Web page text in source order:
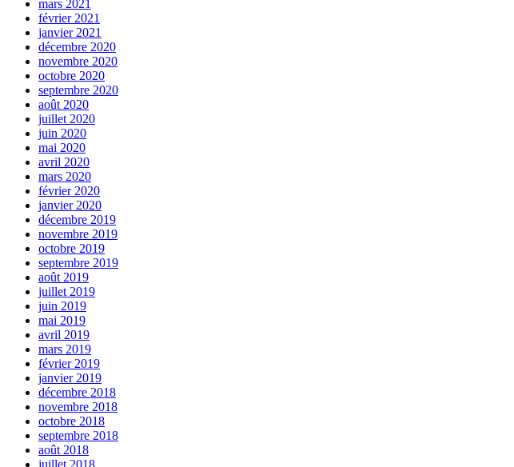
mars 2021
février 2021
janvier 2021
décembre 2020
novembre 2020
octobre 2020
septembre 2020
août 2020
juillet 2020
juin 2020
mai 2020
avril 2020
mars 2020
février 2020
janvier 2020
décembre 2019
novembre 2019
octobre 2019
septembre 2019
août 2019
juillet 2019
juin 2019
mai 2019
avril 2019
mars 2019
février 2019
janvier 2019
décembre 2018
novembre 2018
octobre 2018
septembre 2018
août 2018